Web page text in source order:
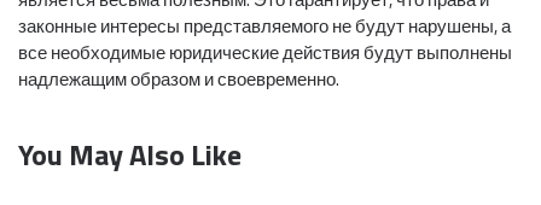
законные интересы представляемого не будут нарушены, а
все необходимые юридические действия будут выполнены
надлежащим образом и своевременно.
You May Also Like